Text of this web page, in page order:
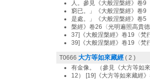
人。參見《大般涅槃經》卷9
窮已。」《大般涅槃經》卷9
是處。」《大般涅槃經》卷5
槃經》卷26〈光明遍照高貴
37]《大般涅槃經》卷19〈梵
39]《大般涅槃經》卷19〈梵
T0666 大方等如來藏經( 2 )
有金像。 （參見《大方等如
12） [19]《大方等如來藏經